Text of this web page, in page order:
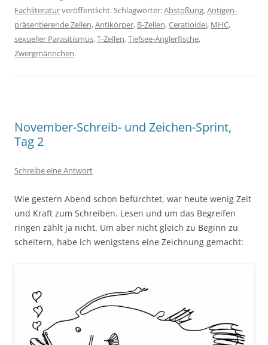
Fachliteraturveröffentlicht. Schlagwörter:Abstoßung,Antigen-
präsentierende Zellen,Antikörper, B-Zellen,Ceratioidei, MHC,
sexueller Parasitismus,T-Zellen,Tiefsee-Anglerfische,
Zwergmännchen.
November-Schreib- und Zeichen-Sprint,
Tag 2
Schreibe eine Antwort
Wie gestern Abend schon befürchtet, war heute wenig Zeit
und Kraft zum Schreiben. Lesen und um das Begreifen
ringen zählt ja nicht. Um aber nicht gleich zu Beginn zu
scheitern, habe ich wenigstens eine Zeichnung gemacht: